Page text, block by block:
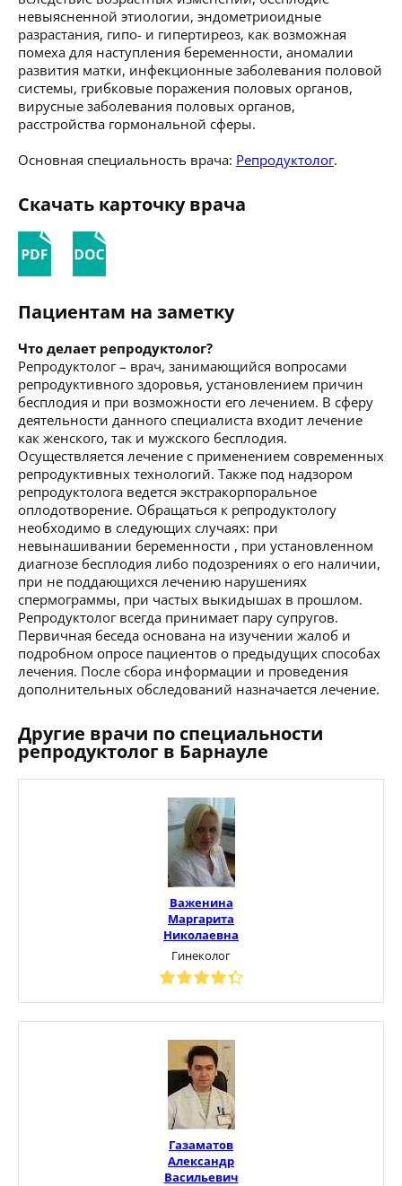
невыясненной этиологии, эндометриоидные
разрастания, гипо- и гипертиреоз, как возможная
помеха для наступления беременности, аномалии
развития матки, инфекционные заболевания половой
системы, грибковые поражения половых органов,
вирусные заболевания половых органов,
расстройства гормональной сферы.
Основная специальность врача: Репродуктолог.
Скачать карточку врача
Пациентам на заметку
Что делает репродуктолог?
Репродуктолог – врач, занимающийся вопросами
репродуктивного здоровья, установлением причин
бесплодия и при возможности его лечением. В сферу
деятельности данного специалиста входит лечение
как женского, так и мужского бесплодия.
Осуществляется лечение с применением современных
репродуктивных технологий. Также под надзором
репродуктолога ведется экстракорпоральное
оплодотворение. Обращаться к репродуктологу
необходимо в следующих случаях: при
невынашивании беременности , при установленном
диагнозе бесплодия либо подозрениях о его наличии,
при не поддающихся лечению нарушениях
спермограммы, при частых выкидышах в прошлом.
Репродуктолог всегда принимает пару супругов.
Первичная беседа основана на изучении жалоб и
подробном опросе пациентов о предыдущих способах
лечения. После сбора информации и проведения
дополнительных обследований назначается лечение.
Другие врачи по специальности
репродуктолог в Барнауле
Важенина
Маргарита
Николаевна
Гинеколог
Газаматов
Александр
Васильевич